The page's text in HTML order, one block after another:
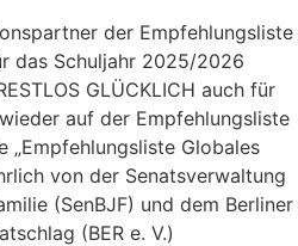
GLÜCKLICH auch für
auf der Empfehlungsliste
„Empfehlungsliste Globales
von der Senatsverwaltung
(SenBJF) und dem Berliner
(BER e. V.)